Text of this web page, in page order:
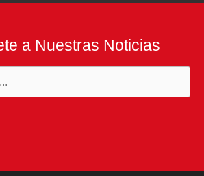
a Nuestras Noticias